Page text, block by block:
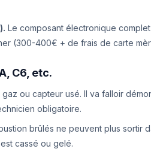
Le composant électronique
(300-400€ + de frais de carte
C6, etc.
ou capteur usé. Il va falloir
obligatoire.
brûlés ne peuvent plus sortir
cassé ou gelé.